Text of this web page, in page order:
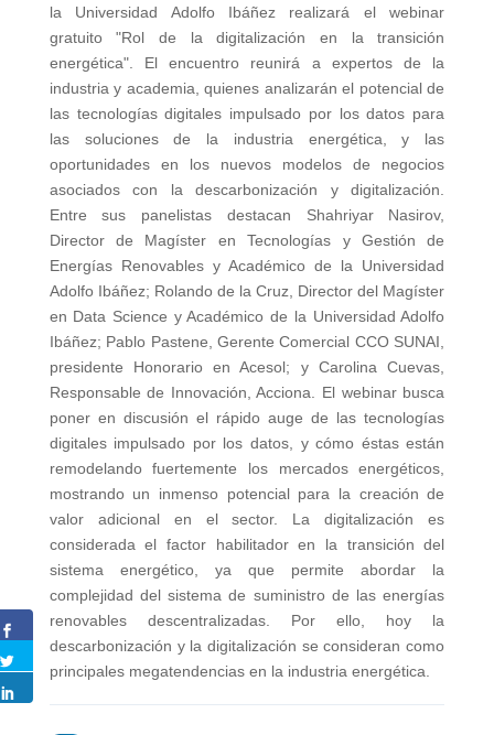
la Universidad Adolfo Ibáñez realizará el webinar
gratuito "Rol de la digitalización en la transición
energética". El encuentro reunirá a expertos de la
industria y academia, quienes analizarán el potencial de
las tecnologías digitales impulsado por los datos para
las soluciones de la industria energética, y las
oportunidades en los nuevos modelos de negocios
asociados con la descarbonización y digitalización.
Entre sus panelistas destacan Shahriyar Nasirov,
Director de Magíster en Tecnologías y Gestión de
Energías Renovables y Académico de la Universidad
Adolfo Ibáñez; Rolando de la Cruz, Director del Magíster
en Data Science y Académico de la Universidad Adolfo
Ibáñez; Pablo Pastene, Gerente Comercial CCO SUNAI,
presidente Honorario en Acesol; y Carolina Cuevas,
Responsable de Innovación, Acciona. El webinar busca
poner en discusión el rápido auge de las tecnologías
digitales impulsado por los datos, y cómo éstas están
remodelando fuertemente los mercados energéticos,
mostrando un inmenso potencial para la creación de
valor adicional en el sector. La digitalización es
considerada el factor habilitador en la transición del
sistema energético, ya que permite abordar la
complejidad del sistema de suministro de las energías
renovables descentralizadas. Por ello, hoy la
descarbonización y la digitalización se consideran como
principales megatendencias en la industria energética.